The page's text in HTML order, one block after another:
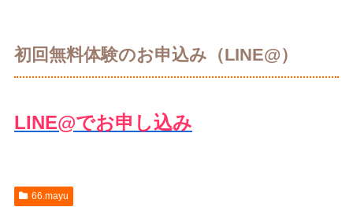
初回無料体験のお申込み（LINE@）
LINE@でお申し込み
66.mayu